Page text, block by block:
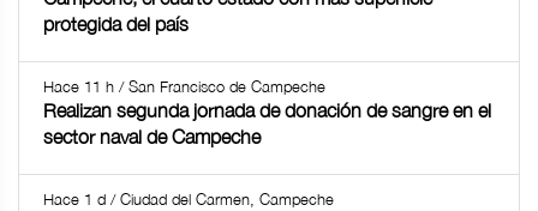
protegida del país
Hace 11 h / San Francisco de Campeche
Realizan segunda jornada de donación de sangre en el
sector naval de Campeche
Hace 1 d / Ciudad del Carmen, Campeche